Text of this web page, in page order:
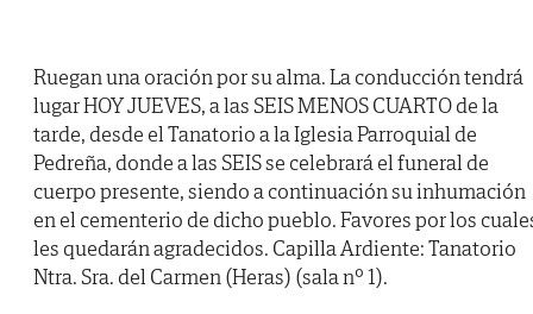
Ruegan una oración por su alma. La conducción tendrá
lugar HOY JUEVES, a las SEIS MENOS CUARTO de la
tarde, desde el Tanatorio a la Iglesia Parroquial de
Pedreña, donde a las SEIS se celebrará el funeral de
cuerpo presente, siendo a continuación su inhumación
en el cementerio de dicho pueblo. Favores por los
les quedarán agradecidos. Capilla Ardiente: Tanatorio
Ntra. Sra. del Carmen (Heras) (sala nº 1).